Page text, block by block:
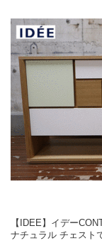
【IDEE】イデー
ナチュラル チェスト